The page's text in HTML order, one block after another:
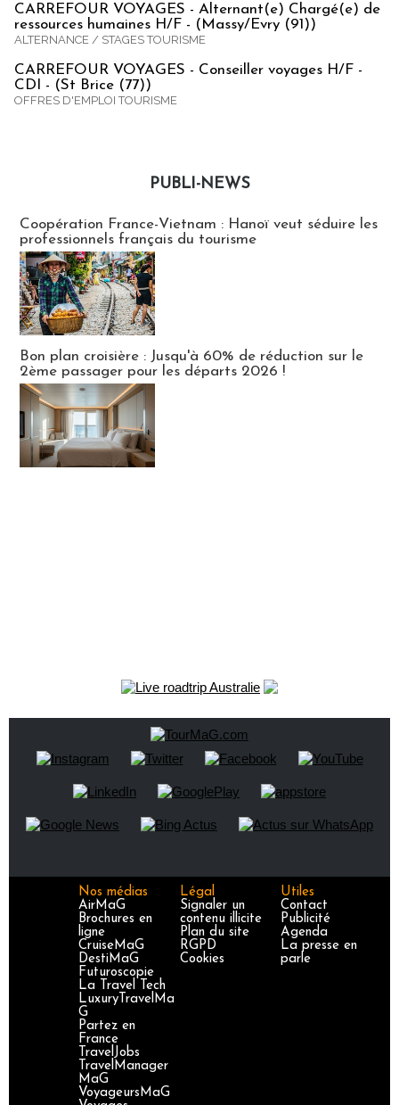
CARREFOUR VOYAGES - Alternant(e) Chargé(e) de
ressources humaines H/F - (Massy/Evry (91))
ALTERNANCE / STAGES TOURISME
CARREFOUR VOYAGES - Conseiller voyages H/F -
CDI - (St Brice (77))
OFFRES D'EMPLOI TOURISME
PUBLI-NEWS
Coopération France-Vietnam : Hanoï veut séduire les
professionnels français du tourisme
Bon plan croisière : Jusqu'à 60% de réduction sur le
2ème passager pour les départs 2026 !
Nos médias
AirMaG
Brochures en
ligne
CruiseMaG
DestiMaG
Futuroscopie
La Travel Tech
LuxuryTravelMa
G
Partez en
France
TravelJobs
TravelManager
MaG
VoyageursMaG
Légal
Signaler un
contenu illicite
Plan du site
RGPD
Cookies
Utiles
Contact
Publicité
Agenda
La presse en
parle